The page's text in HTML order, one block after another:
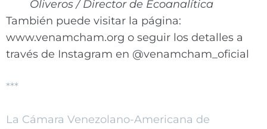
Oliveros / Director de Ecoanalítica
También puede visitar la página:
www.venamcham.org o seguir los detalles a
través de Instagram en @venamcham_oficial
***
La Cámara Venezolano-Americana de